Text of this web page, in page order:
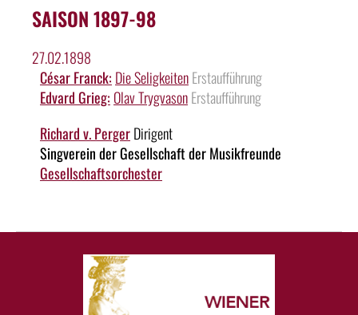
SAISON 1897-98
27.02.1898
César Franck: Die SeligkeitenErstaufführung
Edvard Grieg: Olav TrygvasonErstaufführung
Richard v. PergerDirigent
Singverein der Gesellschaft der Musikfreunde
Gesellschaftsorchester